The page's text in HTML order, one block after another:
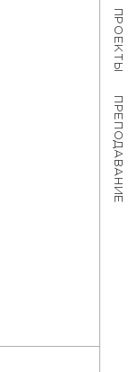
ПРОЕКТЫ
ПРЕПОДАВАНИЕ